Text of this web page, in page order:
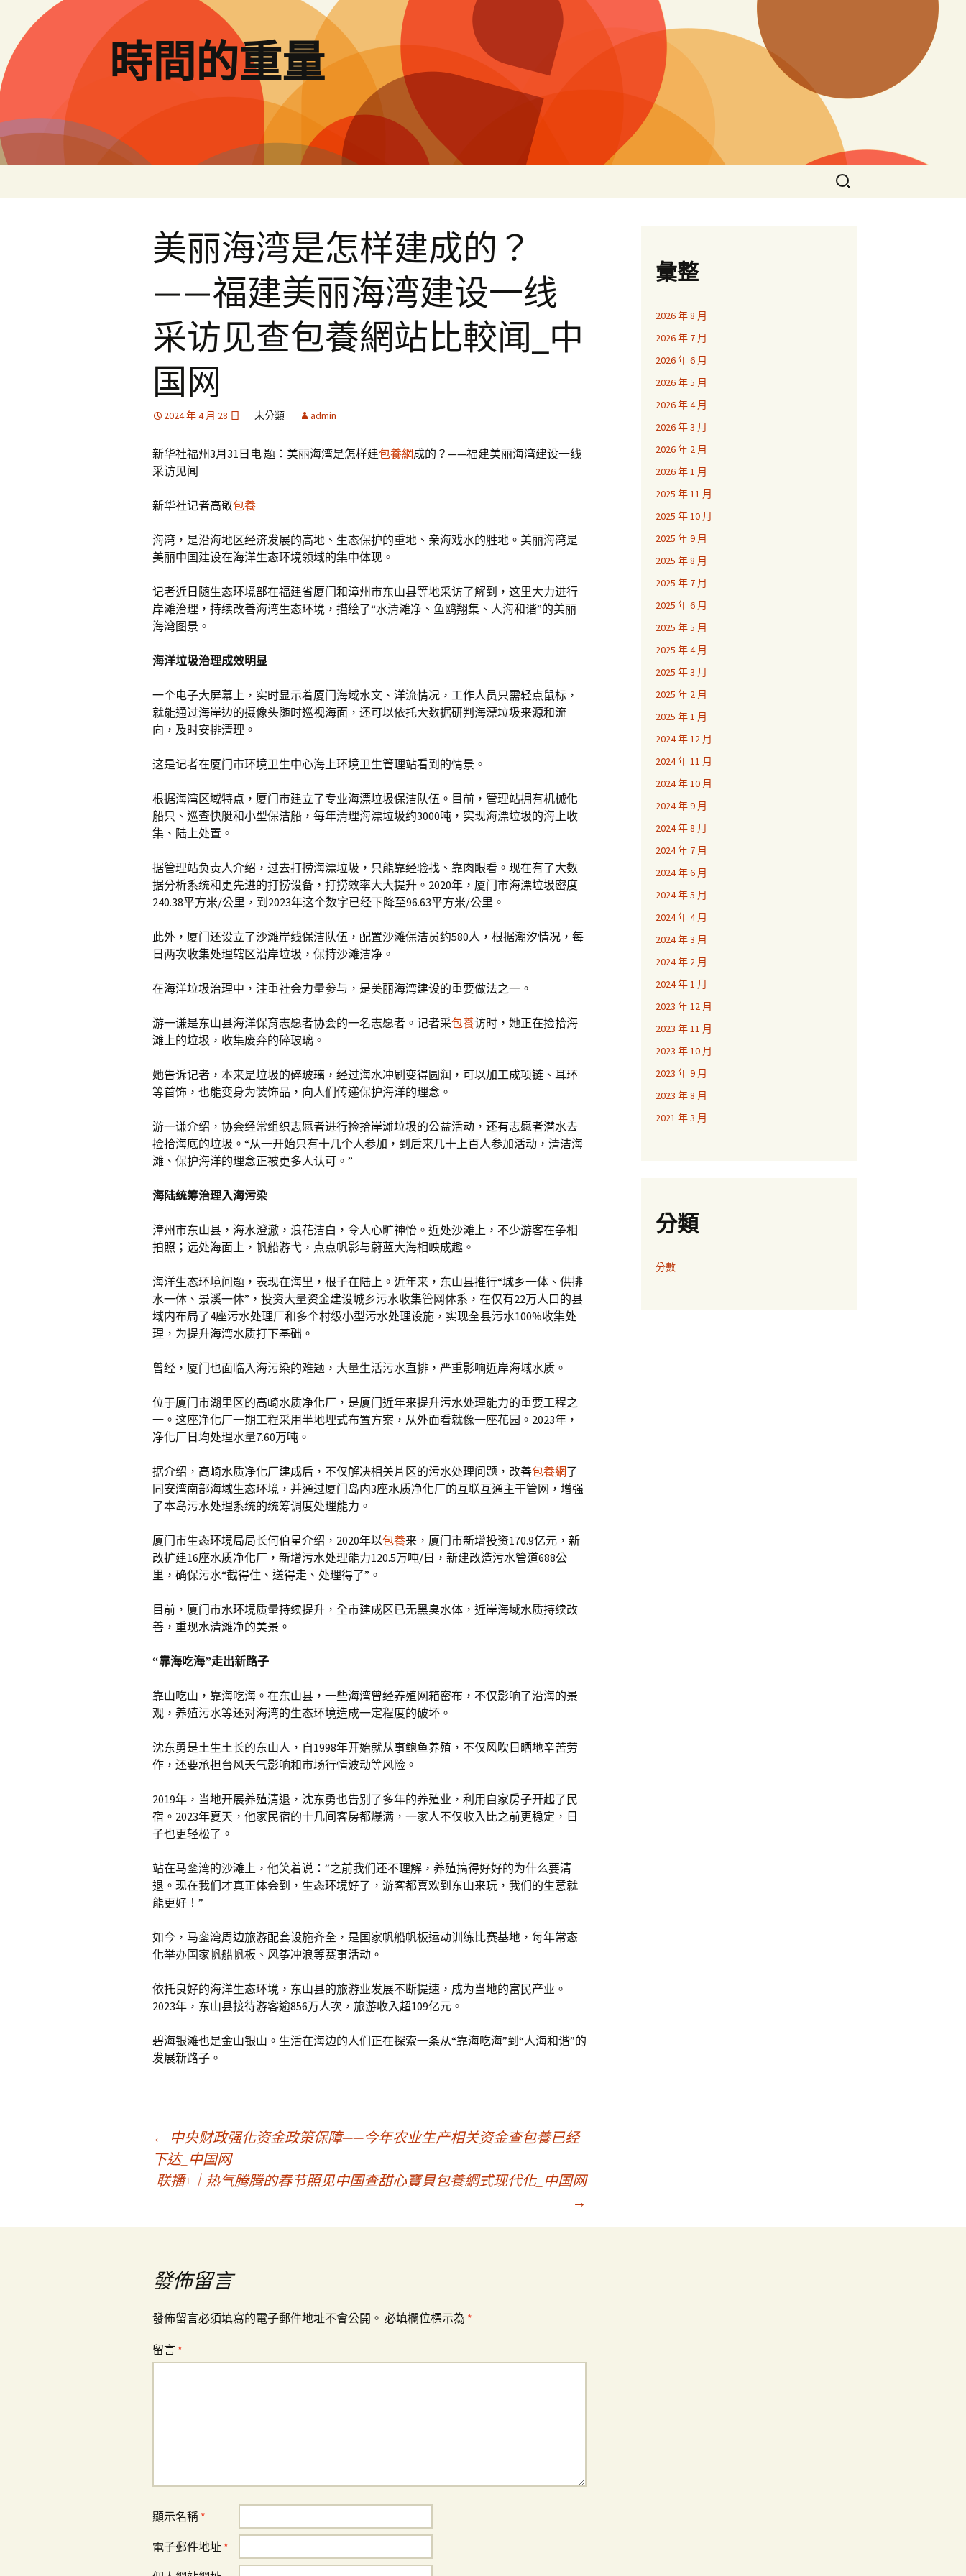
要
內
容
時間的重量
搜
尋
美丽海湾是怎样建成的？
——福建美丽海湾建设一线
采访见查包養網站比較闻_中
国网
2024 年 4 月 28 日 未分類 admin
新华社福州3月31日电 题：美丽海湾是怎样建包養網成的？——福建美丽海湾建设一线
采访见闻
新华社记者高敬包養
海湾，是沿海地区经济发展的高地、生态保护的重地、亲海戏水的胜地。美丽海湾是
美丽中国建设在海洋生态环境领域的集中体现。
记者近日随生态环境部在福建省厦门和漳州市东山县等地采访了解到，这里大力进行
岸滩治理，持续改善海湾生态环境，描绘了“水清滩净、鱼鸥翔集、人海和谐”的美丽
海湾图景。
海洋垃圾治理成效明显
一个电子大屏幕上，实时显示着厦门海域水文、洋流情况，工作人员只需轻点鼠标，
就能通过海岸边的摄像头随时巡视海面，还可以依托大数据研判海漂垃圾来源和流
向，及时安排清理。
这是记者在厦门市环境卫生中心海上环境卫生管理站看到的情景。
根据海湾区域特点，厦门市建立了专业海漂垃圾保洁队伍。目前，管理站拥有机械化
船只、巡查快艇和小型保洁船，每年清理海漂垃圾约3000吨，实现海漂垃圾的海上收
集、陆上处置。
据管理站负责人介绍，过去打捞海漂垃圾，只能靠经验找、靠肉眼看。现在有了大数
据分析系统和更先进的打捞设备，打捞效率大大提升。2020年，厦门市海漂垃圾密度
240.38平方米/公里，到2023年这个数字已经下降至96.63平方米/公里。
此外，厦门还设立了沙滩岸线保洁队伍，配置沙滩保洁员约580人，根据潮汐情况，每
日两次收集处理辖区沿岸垃圾，保持沙滩洁净。
在海洋垃圾治理中，注重社会力量参与，是美丽海湾建设的重要做法之一。
游一谦是东山县海洋保育志愿者协会的一名志愿者。记者采包養访时，她正在捡拾海
滩上的垃圾，收集废弃的碎玻璃。
她告诉记者，本来是垃圾的碎玻璃，经过海水冲刷变得圆润，可以加工成项链、耳环
等首饰，也能变身为装饰品，向人们传递保护海洋的理念。
游一谦介绍，协会经常组织志愿者进行捡拾岸滩垃圾的公益活动，还有志愿者潜水去
捡拾海底的垃圾。“从一开始只有十几个人参加，到后来几十上百人参加活动，清洁海
滩、保护海洋的理念正被更多人认可。”
海陆统筹治理入海污染
漳州市东山县，海水澄澈，浪花洁白，令人心旷神怡。近处沙滩上，不少游客在争相
拍照；远处海面上，帆船游弋，点点帆影与蔚蓝大海相映成趣。
海洋生态环境问题，表现在海里，根子在陆上。近年来，东山县推行“城乡一体、供排
水一体、景溪一体”，投资大量资金建设城乡污水收集管网体系，在仅有22万人口的县
域内布局了4座污水处理厂和多个村级小型污水处理设施，实现全县污水100%收集处
理，为提升海湾水质打下基础。
曾经，厦门也面临入海污染的难题，大量生活污水直排，严重影响近岸海域水质。
位于厦门市湖里区的高崎水质净化厂，是厦门近年来提升污水处理能力的重要工程之
一。这座净化厂一期工程采用半地埋式布置方案，从外面看就像一座花园。2023年，
净化厂日均处理水量7.60万吨。
据介绍，高崎水质净化厂建成后，不仅解决相关片区的污水处理问题，改善包養網了
同安湾南部海域生态环境，并通过厦门岛内3座水质净化厂的互联互通主干管网，增强
了本岛污水处理系统的统筹调度处理能力。
厦门市生态环境局局长何伯星介绍，2020年以包養来，厦门市新增投资170.9亿元，新
改扩建16座水质净化厂，新增污水处理能力120.5万吨/日，新建改造污水管道688公
里，确保污水“截得住、送得走、处理得了”。
目前，厦门市水环境质量持续提升，全市建成区已无黑臭水体，近岸海域水质持续改
善，重现水清滩净的美景。
“靠海吃海”走出新路子
靠山吃山，靠海吃海。在东山县，一些海湾曾经养殖网箱密布，不仅影响了沿海的景
观，养殖污水等还对海湾的生态环境造成一定程度的破坏。
沈东勇是土生土长的东山人，自1998年开始就从事鲍鱼养殖，不仅风吹日晒地辛苦劳
作，还要承担台风天气影响和市场行情波动等风险。
2019年，当地开展养殖清退，沈东勇也告别了多年的养殖业，利用自家房子开起了民
宿。2023年夏天，他家民宿的十几间客房都爆满，一家人不仅收入比之前更稳定，日
子也更轻松了。
站在马銮湾的沙滩上，他笑着说：“之前我们还不理解，养殖搞得好好的为什么要清
退。现在我们才真正体会到，生态环境好了，游客都喜欢到东山来玩，我们的生意就
能更好！”
如今，马銮湾周边旅游配套设施齐全，是国家帆船帆板运动训练比赛基地，每年常态
化举办国家帆船帆板、风筝冲浪等赛事活动。
依托良好的海洋生态环境，东山县的旅游业发展不断提速，成为当地的富民产业。
2023年，东山县接待游客逾856万人次，旅游收入超109亿元。
碧海银滩也是金山银山。生活在海边的人们正在探索一条从“靠海吃海”到“人海和谐”的
发展新路子。
導
← 中央财政强化资金政策保障——今年农业生产相关资金查包養已经
下达_中国网
联播+｜热气腾腾的春节照见中国查甜心寶貝包養網式现代化_中国网
→
發佈留言
發佈留言必須填寫的電子郵件地址不會公開。 必填欄位標示為 *
留言 *
顯示名稱 *
電子郵件地址 *
彙整
2026 年 8 月
2026 年 7 月
2026 年 6 月
2026 年 5 月
2026 年 4 月
2026 年 3 月
2026 年 2 月
2026 年 1 月
2025 年 11 月
2025 年 10 月
2025 年 9 月
2025 年 8 月
2025 年 7 月
2025 年 6 月
2025 年 5 月
2025 年 4 月
2025 年 3 月
2025 年 2 月
2025 年 1 月
2024 年 12 月
2024 年 11 月
2024 年 10 月
2024 年 9 月
2024 年 8 月
2024 年 7 月
2024 年 6 月
2024 年 5 月
2024 年 4 月
2024 年 3 月
2024 年 2 月
2024 年 1 月
2023 年 12 月
2023 年 11 月
2023 年 10 月
2023 年 9 月
2023 年 8 月
2021 年 3 月
分類
分數